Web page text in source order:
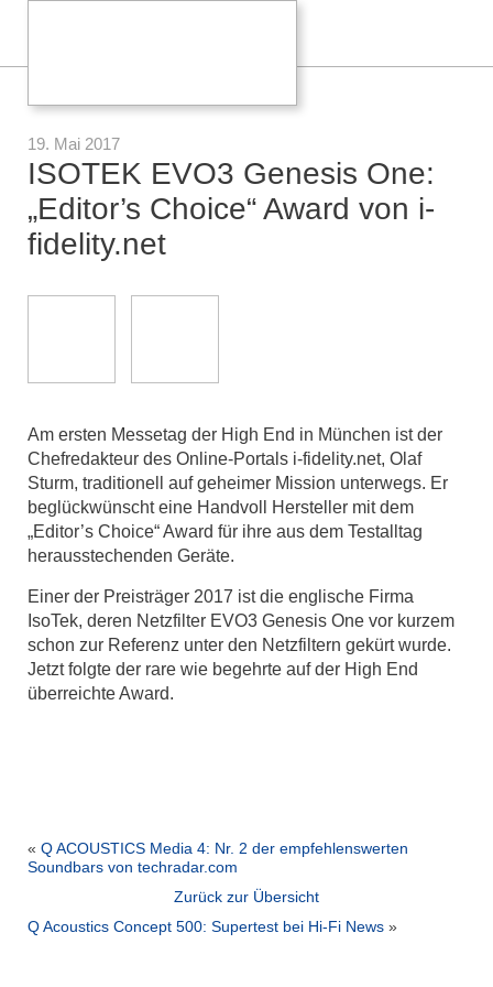
19. Mai 2017
ISOTEK EVO3 Genesis One:
„Editor’s Choice“ Award von i-
fidelity.net
Am ersten Messetag der High End in München ist der
Chefredakteur des Online-Portals i-fidelity.net, Olaf
Sturm, traditionell auf geheimer Mission unterwegs. Er
beglückwünscht eine Handvoll Hersteller mit dem
„Editor’s Choice“ Award für ihre aus dem Testalltag
herausstechenden Geräte.
Einer der Preisträger 2017 ist die englische Firma
IsoTek, deren Netzfilter EVO3 Genesis One vor kurzem
schon zur Referenz unter den Netzfiltern gekürt wurde.
Jetzt folgte der rare wie begehrte auf der High End
überreichte Award.
« Q ACOUSTICS Media 4: Nr. 2 der empfehlenswerten
Soundbars von techradar.com
Zurück zur Übersicht
Q Acoustics Concept 500: Supertest bei Hi-Fi News »